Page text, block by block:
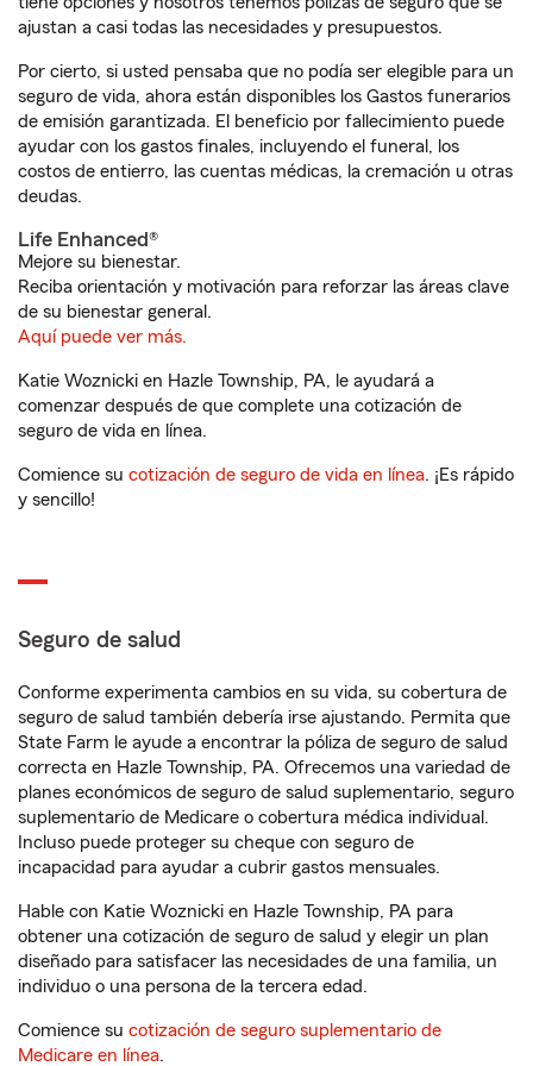
ajustan a casi todas las necesidades y presupuestos.
Por cierto, si usted pensaba que no podía ser elegible para un
seguro de vida, ahora están disponibles los Gastos funerarios
de emisión garantizada. El beneficio por fallecimiento puede
ayudar con los gastos finales, incluyendo el funeral, los
costos de entierro, las cuentas médicas, la cremación u otras
deudas.
Life Enhanced®
Mejore su bienestar.
Reciba orientación y motivación para reforzar las áreas clave
de su bienestar general.
Aquí puede ver más.
Katie Woznicki en Hazle Township, PA, le ayudará a
comenzar después de que complete una cotización de
seguro de vida en línea.
Comience su cotización de seguro de vida en línea. ¡Es rápido
y sencillo!
Seguro de salud
Conforme experimenta cambios en su vida, su cobertura de
seguro de salud también debería irse ajustando. Permita que
State Farm le ayude a encontrar la póliza de seguro de salud
correcta en Hazle Township, PA. Ofrecemos una variedad de
planes económicos de seguro de salud suplementario, seguro
suplementario de Medicare o cobertura médica individual.
Incluso puede proteger su cheque con seguro de
incapacidad para ayudar a cubrir gastos mensuales.
Hable con Katie Woznicki en Hazle Township, PA para
obtener una cotización de seguro de salud y elegir un plan
diseñado para satisfacer las necesidades de una familia, un
individuo o una persona de la tercera edad.
Comience su cotización de seguro suplementario de
Medicare en línea.